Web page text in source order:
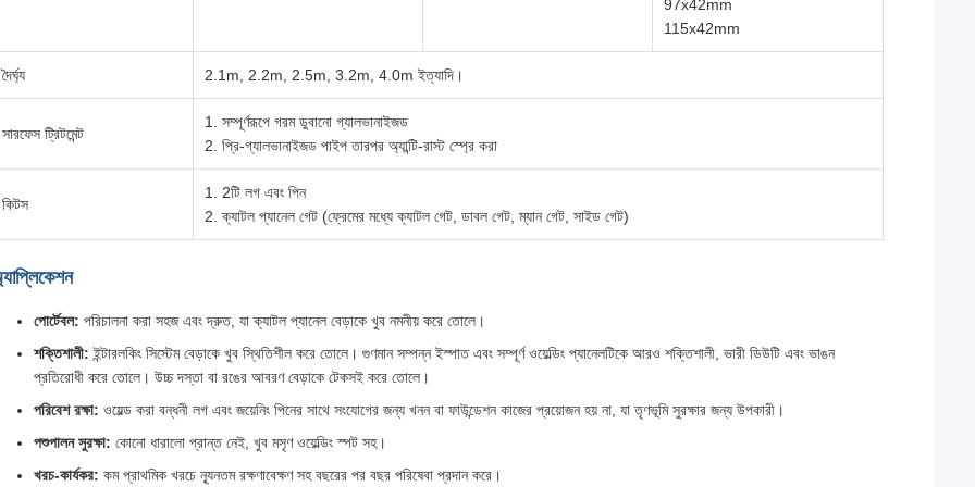
97x42mm
115x42mm
দৈর্ঘ্য 2.1m, 2.2m, 2.5m, 3.2m, 4.0m ইত্যাদি।
সারফেস ট্রিটমেন্ট
1. সম্পূর্ণরূপে গরম ডুবানো গ্যালভানাইজড
2. প্রি-গ্যালভানাইজড পাইপ তারপর অ্যান্টি-রাস্ট স্প্রে করা
কিটস
1. 2টি লগ এবং পিন
2. ক্যাটল প্যানেল গেট (ফ্রেমের মধ্যে ক্যাটল গেট, ডাবল গেট, ম্যান গেট, সাইড গেট)
পোর্টেবল: পরিচালনা করা সহজ এবং দ্রুত, যা ক্যাটল প্যানেল বেড়াকে খুব নমনীয় করে তোলে।
শক্তিশালী: ইন্টারলকিং সিস্টেম বেড়াকে খুব স্থিতিশীল করে তোলে। গুণমান সম্পন্ন ইস্পাত এবং সম্পূর্ণ ওয়েল্ডিং প্যানেলটিকে আরও শক্তিশালী, ভারী ডিউটি এবং ভাঙন
প্রতিরোধী করে তোলে। উচ্চ দস্তা বা রঙের আবরণ বেড়াকে টেকসই করে তোলে।
পরিবেশ রক্ষা: ওয়েল্ড করা বন্ধনী লগ এবং জয়েনিং পিনের সাথে সংযোগের জন্য খনন বা ফাউন্ডেশন কাজের প্রয়োজন হয় না, যা তৃণভূমি সুরক্ষার জন্য উপকারী।
পশুপালন সুরক্ষা: কোনো ধারালো প্রান্ত নেই, খুব মসৃণ ওয়েল্ডিং স্পট সহ।
খরচ-কার্যকর: কম প্রাথমিক খরচে ন্যূনতম রক্ষণাবেক্ষণ সহ বছরের পর বছর পরিষেবা প্রদান করে।